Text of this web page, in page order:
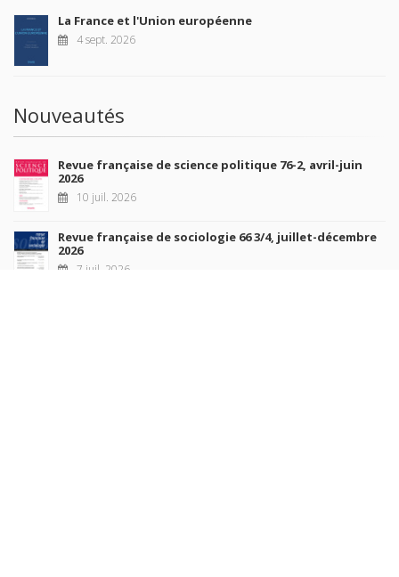
La France et l'Union européenne
4 sept. 2026
Nouveautés
Revue française de science politique 76-2, avril-juin
2026
10 juil. 2026
Revue française de sociologie 66 3/4, juillet-décembre
2026
7 juil. 2026